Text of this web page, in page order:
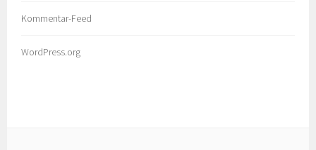
Kommentar-Feed
WordPress.org